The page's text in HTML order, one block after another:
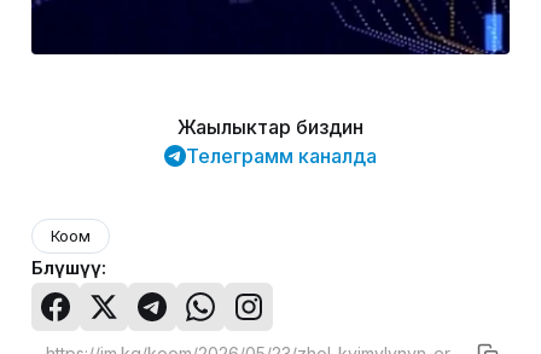
Жаңылыктар биздин
Телеграмм каналда
Коом
Бөлүшүү: